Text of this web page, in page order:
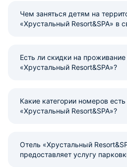
Чем заняться детям на
«Хрустальный Resort&SPA» в
Есть ли скидки на
«Хрустальный Resort&SPA»?
Какие категории номеров
«Хрустальный Resort&SPA»?
Отель «Хрустальный
предоставляет услугу